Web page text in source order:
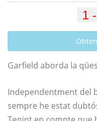
Garfield aborda la
Independentment del
sempre he estat